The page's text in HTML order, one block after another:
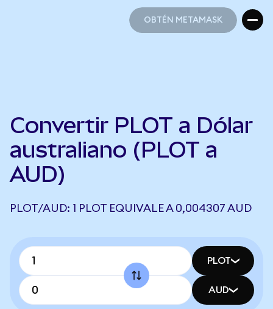
OBTÉN METAMASK
Convertir PLOT a Dólar
australiano (PLOT a
AUD)
PLOT/AUD: 1 PLOT EQUIVALE A 0,004307 AUD
PLOT
AUD